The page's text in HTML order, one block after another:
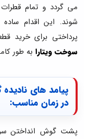
می گردد و تمام
شوند. این اقدام
پرداختی برای خرید
سوخت ویتارا به طور
پیامد های
در زمان مناسب:
پشت گوش انداختن